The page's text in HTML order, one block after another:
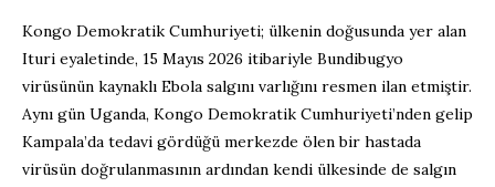
Kongo Demokratik Cumhuriyeti; ülkenin doğusunda yer alan
Ituri eyaletinde, 15 Mayıs 2026 itibariyle Bundibugyo
virüsünün kaynaklı Ebola salgını varlığını resmen ilan etmiştir.
Aynı gün Uganda, Kongo Demokratik Cumhuriyeti’nden gelip
Kampala’da tedavi gördüğü merkezde ölen bir hastada
virüsün doğrulanmasının ardından kendi ülkesinde de salgın